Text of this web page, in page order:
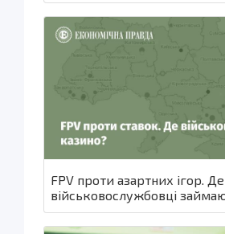
FPV проти азартних ігор. Де
військовослужбовці